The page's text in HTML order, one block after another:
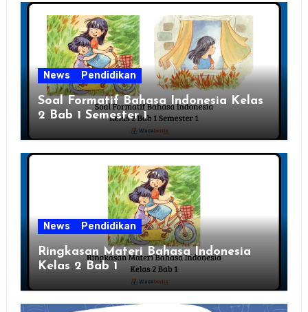
News Pendidikan
Soal Formatif Bahasa Indonesia Kelas
2 Bab 1 Semester 1
News Pendidikan
Ringkasan Materi Bahasa Indonesia
Kelas 2 Bab 1